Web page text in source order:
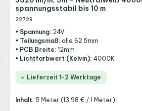
spannungsstabil bis 10 m
22729
• Spannung: 24V
• Teilungsmaß: alle 62,5mm
• PCB Breite: 12mm
• Lichtfarbwert (Kelvin): 4000K
Lieferzeit 1-2 Werktage
Inhalt:5 Meter(13,98 € / 1 Meter)